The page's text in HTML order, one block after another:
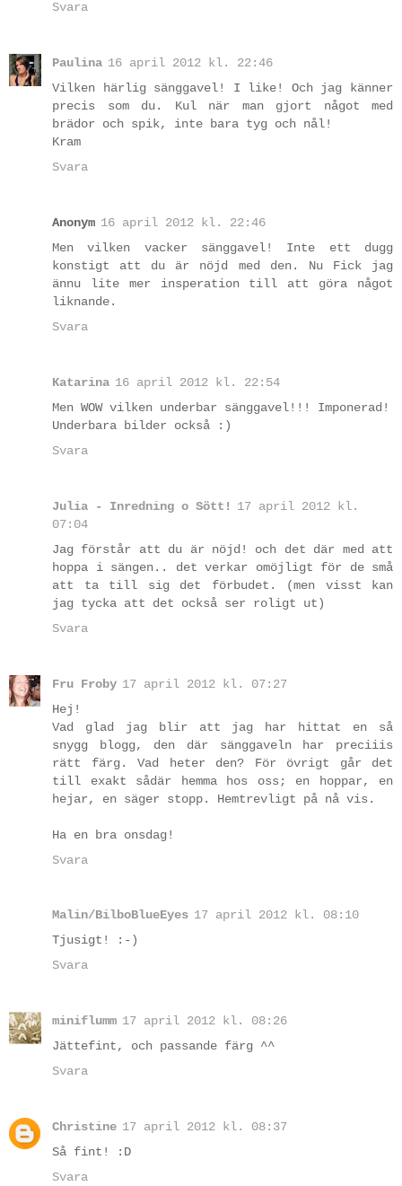
Svara
Paulina 16 april 2012 kl. 22:46
Vilken härlig sänggavel! I like! Och jag känner
precis som du. Kul när man gjort något med
brädor och spik, inte bara tyg och nål!
Kram
Svara
Anonym 16 april 2012 kl. 22:46
Men vilken vacker sänggavel! Inte ett dugg
konstigt att du är nöjd med den. Nu Fick jag
ännu lite mer insperation till att göra något
liknande.
Svara
Katarina 16 april 2012 kl. 22:54
Men WOW vilken underbar sänggavel!!! Imponerad!
Underbara bilder också :)
Svara
Julia - Inredning o Sött!
17 april 2012 kl.
07:04
Jag förstår att du är nöjd! och det där med att
hoppa i sängen.. det verkar omöjligt för de små
att ta till sig det förbudet. (men visst kan
jag tycka att det också ser roligt ut)
Svara
Fru Froby 17 april 2012 kl. 07:27
Hej!
Vad glad jag blir att jag har hittat en så
snygg blogg, den där sänggaveln har preciiis
rätt färg. Vad heter den? För övrigt går det
till exakt sådär hemma hos oss; en hoppar, en
hejar, en säger stopp. Hemtrevligt på nå vis.
Ha en bra onsdag!
Svara
Malin/BilboBlueEyes 17 april 2012 kl. 08:10
Tjusigt! :-)
Svara
miniflumm 17 april 2012 kl. 08:26
Jättefint, och passande färg ^^
Svara
Christine 17 april 2012 kl. 08:37
Så fint! :D
Svara